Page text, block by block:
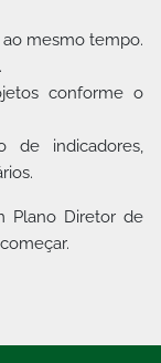
mesmo tempo.
conforme o
de indicadores,
Plano Diretor de